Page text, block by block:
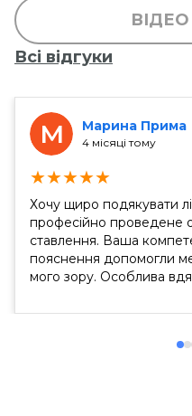
Всі відгуки
М Марина Прима
4 місяці тому
★★★★★
Хочу щиро подякувати
професійно проведене
ставлення. Ваша
пояснення допомогли
мого зору. Особлива
лазерної корекції. Це